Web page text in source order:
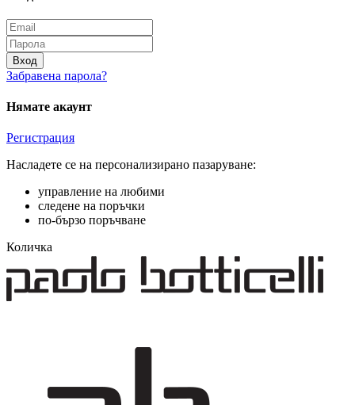
Вход
Забравена парола?
Нямате акаунт
Регистрация
Насладете се на персонализирано пазаруване:
управление на любими
следене на поръчки
по-бързо поръчване
Количка